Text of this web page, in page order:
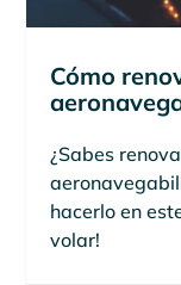
Cómo
¿Sabes
hacerlo en
volar!